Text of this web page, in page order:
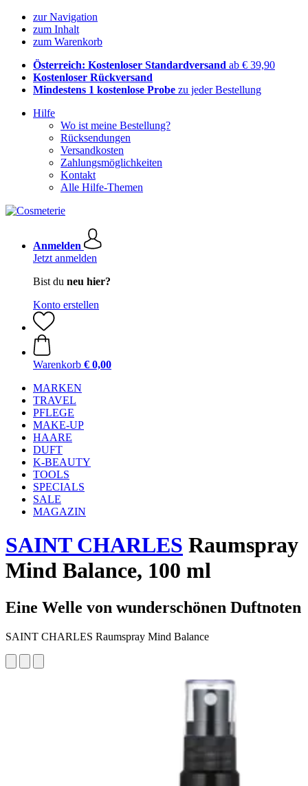
zur Navigation
zum Inhalt
zum Warenkorb
Österreich: Kostenloser Standardversand ab € 39,90
Kostenloser Rückversand
Mindestens 1 kostenlose Probe zu jeder Bestellung
Hilfe
Wo ist meine Bestellung?
Rücksendungen
Versandkosten
Zahlungsmöglichkeiten
Kontakt
Alle Hilfe-Themen
Anmelden
Jetzt anmelden
Bist du neu hier?
Konto erstellen
Warenkorb € 0,00
MARKEN
TRAVEL
PFLEGE
MAKE-UP
HAARE
DUFT
K-BEAUTY
TOOLS
SPECIALS
SALE
MAGAZIN
SAINT CHARLES Raumspray
Mind Balance, 100 ml
Eine Welle von wunderschönen Duftnoten
SAINT CHARLES Raumspray Mind Balance